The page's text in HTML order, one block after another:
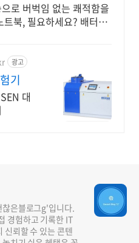
로 버벅임 없는 쾌적함을
북, 필요하세요? 배터리
광고
기
대
찮은블로그g'입니다.
경험하고 기록한 IT
신뢰할 수 있는 콘텐